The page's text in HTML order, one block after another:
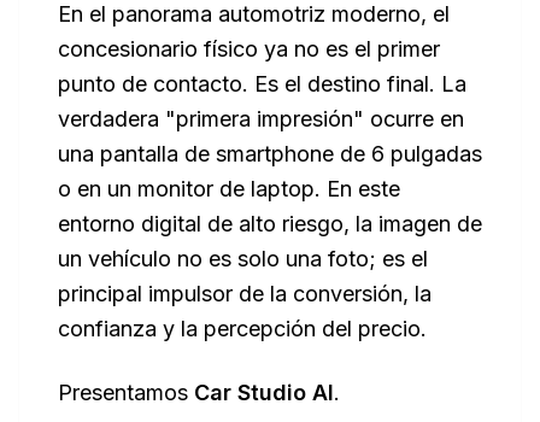
En el panorama automotriz moderno, el
concesionario físico ya no es el primer
punto de contacto. Es el destino final. La
verdadera "primera impresión" ocurre en
una pantalla de smartphone de 6 pulgadas
o en un monitor de laptop. En este
entorno digital de alto riesgo, la imagen de
un vehículo no es solo una foto; es el
principal impulsor de la conversión, la
confianza y la percepción del precio.
Presentamos Car Studio AI.